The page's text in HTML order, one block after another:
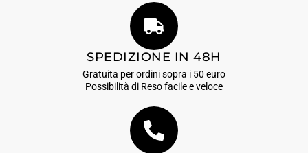
SPEDIZIONE IN 48H
Gratuita per ordini sopra i 50 euro
Possibilità di Reso facile e veloce